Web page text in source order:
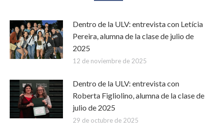
Dentro de la ULV: entrevista con Letícia
Pereira, alumna de la clase de julio de
2025
12 de noviembre de 2025
Dentro de la ULV: entrevista con
Roberta Figliolino, alumna de la clase de
julio de 2025
29 de octubre de 2025